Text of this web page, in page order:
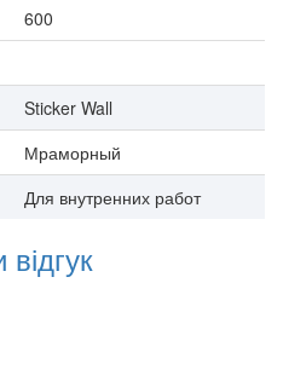
600
Sticker Wall
Мраморный
Для внутренних работ